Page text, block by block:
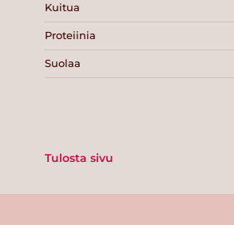
Kuitua
Proteiinia
Suolaa
Tulosta sivu